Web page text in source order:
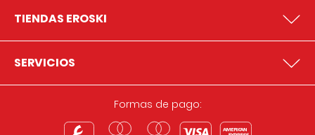
TIENDAS EROSKI
SERVICIOS
Formas de pago: